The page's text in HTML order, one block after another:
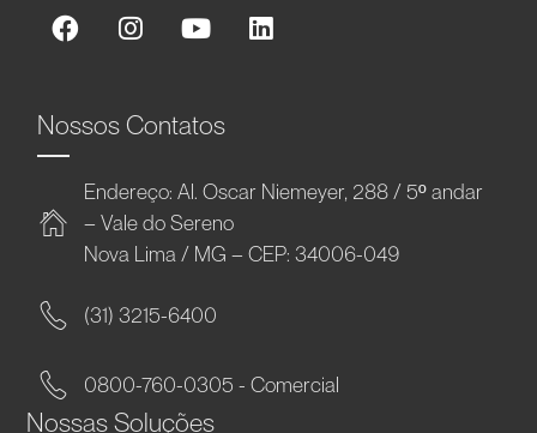
Nossos Contatos
Endereço: Al. Oscar Niemeyer, 288 / 5º andar
– Vale do Sereno
Nova Lima / MG – CEP: 34006-049
(31) 3215-6400
0800-760-0305 - Comercial
Nossas Soluções